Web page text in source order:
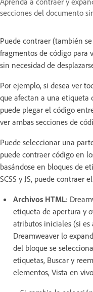
secciones del documento
Puede contraer (también
fragmentos de código para
sin necesidad de
Por ejemplo, si desea ver
que afectan a una etiqueta
puede plegar el código
ver ambas secciones de
Puede seleccionar una
puede contraer código en
basándose en bloques de
SCSS y JS, puede contraer
Archivos HTML:
etiqueta de apertura y
atributos iniciales (si
Dreamweaver lo
del bloque se
etiquetas, Buscar y
elementos, Vista en